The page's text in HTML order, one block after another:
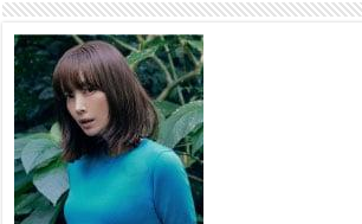
Наадмын амралтын өдрүүдэд
нийслэлийн эрүүл мэндийн
байгууллагууд дараах
хуваарийн дагуу ажиллана
2026 оны 7 сар 15 / 11 цаг 18 минут
Үндэсний их баяр наадам эхэллээ
2026 оны 7 сар 15 / 11 цаг 14 минут
Үер усны аюулаас сэргийлж, нийслэлийн Онцгой